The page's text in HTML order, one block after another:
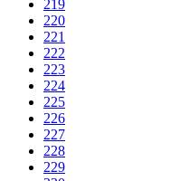
219
220
221
222
223
224
225
226
227
228
229